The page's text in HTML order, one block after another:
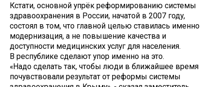
Кстати, основной упрёк реформированию системы
здравоохранения в России, начатой в 2007 году,
состоял в том, что главной целью ставилась именно
модернизация, а не повышение качества и
доступности медицинских услуг для населения.
В республике сделают упор именно на это.
«Надо сделать так, чтобы люди в ближайшее время
почувствовали результат от реформы системы